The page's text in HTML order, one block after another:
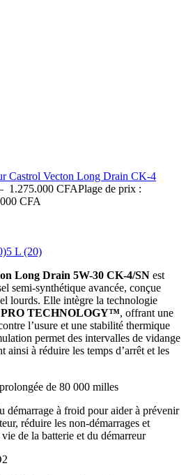
Castrol Vecton Long Drain CK-4
1.275.000 CFAPlage de prix :
CFA
5 L (20)
Long Drain 5W-30 CK-4/SN est
semi-synthétique avancée, conçue
lourds. Elle intègre la technologie
TECHNOLOGY™, offrant une
l’usure et une stabilité thermique
permet des intervalles de vidange
ainsi à réduire les temps d’arrêt et les
de 80 000 milles
démarrage à froid pour aider à prévenir
réduire les non-démarrages et
de la batterie et du démarreur